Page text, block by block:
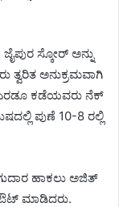
ಸ್ಕೋರ್ ಅನ್ನು
ತ್ವರಿತ ಅನುಕ್ರಮವಾಗಿ
ಕಡೆಯವರು ನೆಕ್
ಪುಣೆ 10-8 ರಲ್ಲಿ
ಹಾಕಲು ಅಜಿತ್‌
ಮಾಡಿದರು.